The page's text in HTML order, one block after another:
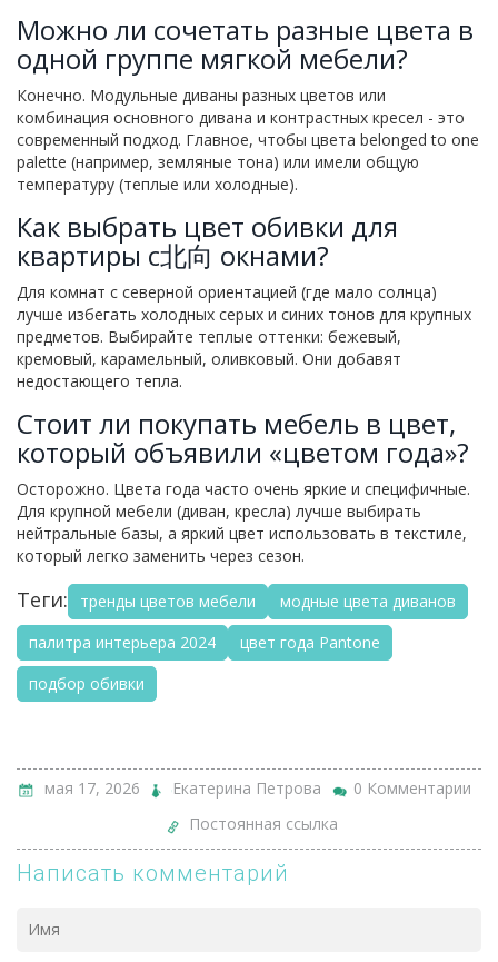
Можно ли сочетать разные цвета в
одной группе мягкой мебели?
Конечно. Модульные диваны разных цветов или
комбинация основного дивана и контрастных кресел - это
современный подход. Главное, чтобы цвета belonged to one
palette (например, земляные тона) или имели общую
температуру (теплые или холодные).
Как выбрать цвет обивки для
квартиры с北向 окнами?
Для комнат с северной ориентацией (где мало солнца)
лучше избегать холодных серых и синих тонов для крупных
предметов. Выбирайте теплые оттенки: бежевый,
кремовый, карамельный, оливковый. Они добавят
недостающего тепла.
Стоит ли покупать мебель в цвет,
который объявили «цветом года»?
Осторожно. Цвета года часто очень яркие и специфичные.
Для крупной мебели (диван, кресла) лучше выбирать
нейтральные базы, а яркий цвет использовать в текстиле,
который легко заменить через сезон.
Теги: тренды цветов мебели
модные цвета диванов
палитра интерьера 2024
цвет года Pantone
подбор обивки
мая 17, 2026 Екатерина Петрова
0 Комментарии
Постоянная ссылка
Написать комментарий